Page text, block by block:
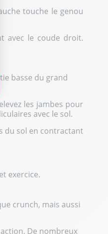
de confidentialité, en
touche le genou
avec le coude droit.
basse du grand
les jambes pour
avec le sol.
du sol en contractant
exercice.
crunch, mais aussi
De nombreux